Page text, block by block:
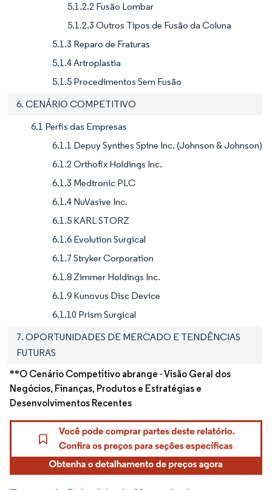
5.1.2.2 Fusão Lombar
5.1.2.3 Outros Tipos de Fusão da Coluna
5.1.3 Reparo de Fraturas
5.1.4 Artroplastia
5.1.5 Procedimentos Sem Fusão
6. CENÁRIO COMPETITIVO
6.1 Perfis das Empresas
6.1.1 Depuy Synthes Spine Inc. (Johnson & Johnson)
6.1.2 Orthofix Holdings Inc.
6.1.3 Medtronic PLC
6.1.4 NuVasive Inc.
6.1.5 KARL STORZ
6.1.6 Evolution Surgical
6.1.7 Stryker Corporation
6.1.8 Zimmer Holdings Inc.
6.1.9 Kunovus Disc Device
6.1.10 Prism Surgical
7. OPORTUNIDADES DE MERCADO E TENDÊNCIAS
FUTURAS
**O Cenário Competitivo abrange - Visão Geral dos
Negócios, Finanças, Produtos e Estratégias e
Desenvolvimentos Recentes